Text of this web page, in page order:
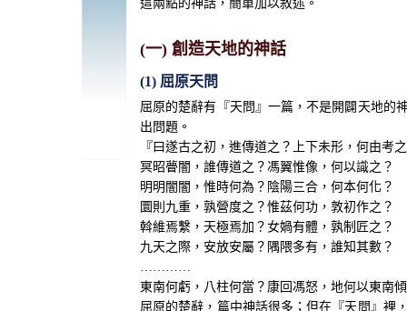
這兩點的神話，簡單加以敘述。
(一) 創造天地的神話
(1) 屈原天問
屈原的楚辭有『天問』一篇，不是開闢天地的
出問題。
『曰遂古之初，進傳道之？上下未形，何由考
冥昭瞢闇，誰傳道之？馮翼惟像，何以識之？
明明闇闇，惟時何為？陰陽三合，何本何化？
圜則九重，孰營度之？惟茲何功，敦初作之？
斡維焉繫，天極焉加？女媧有體，孰制匠之？
九天之際，安放安屬？隅隈多有，誰知其數？
…………
東南何虧，八柱何當？康回馮怒，地何以東
屈原的楚辭，篇中神話很多；但在『天問』裡